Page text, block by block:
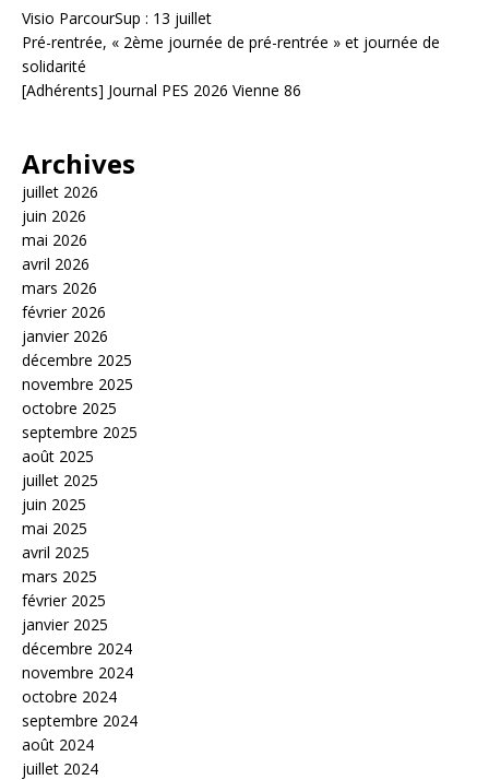
Visio ParcourSup : 13 juillet
Pré-rentrée, « 2ème journée de pré-rentrée » et journée de
solidarité
[Adhérents] Journal PES 2026 Vienne 86
Archives
juillet 2026
juin 2026
mai 2026
avril 2026
mars 2026
février 2026
janvier 2026
décembre 2025
novembre 2025
octobre 2025
septembre 2025
août 2025
juillet 2025
juin 2025
mai 2025
avril 2025
mars 2025
février 2025
janvier 2025
décembre 2024
novembre 2024
octobre 2024
septembre 2024
août 2024
juillet 2024